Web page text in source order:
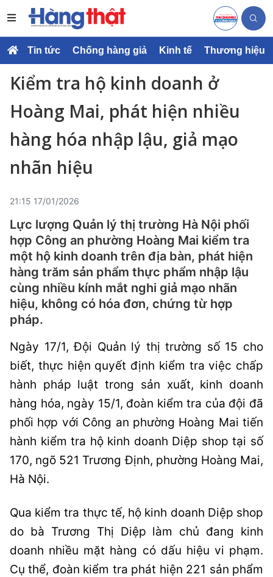
Tin tức Chống hàng giả Kinh tế Thương hiệu
Kiểm tra hộ kinh doanh ở
Hoàng Mai, phát hiện nhiều
hàng hóa nhập lậu, giả mạo
nhãn hiệu
21:15 17/01/2026
Lực lượng Quản lý thị trường Hà Nội phối
hợp Công an phường Hoàng Mai kiểm tra
một hộ kinh doanh trên địa bàn, phát hiện
hàng trăm sản phẩm thực phẩm nhập lậu
cùng nhiều kính mắt nghi giả mạo nhãn
hiệu, không có hóa đơn, chứng từ hợp
pháp.
Ngày 17/1, Đội Quản lý thị trường số 15 cho
biết, thực hiện quyết định kiểm tra việc chấp
hành pháp luật trong sản xuất, kinh doanh
hàng hóa, ngày 15/1, đoàn kiểm tra của đội đã
phối hợp với Công an phường Hoàng Mai tiến
hành kiểm tra hộ kinh doanh Diệp shop tại số
170, ngõ 521 Trương Định, phường Hoàng Mai,
Hà Nội.
Qua kiểm tra thực tế, hộ kinh doanh Diệp shop
do bà Trương Thị Diệp làm chủ đang kinh
doanh nhiều mặt hàng có dấu hiệu vi phạm.
Cụ thể, đoàn kiểm tra phát hiện 221 sản phẩm